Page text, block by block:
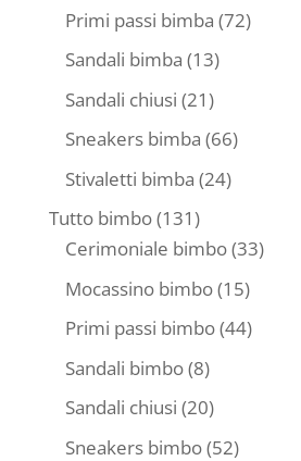
Primi passi bimba 7272
Sandali bimba 1313
Sandali chiusi 2121
prodotti
Sneakers bimba 6666
Stivaletti bimba 2424
Tutto bimbo 131131
prodotti
Cerimoniale bimbo 3333
Mocassino bimbo 1515
prodotti
Primi passi bimbo 4444
Sandali bimbo 88
prodotti
Sandali chiusi 2020
prodotti
Sneakers bimbo 5252